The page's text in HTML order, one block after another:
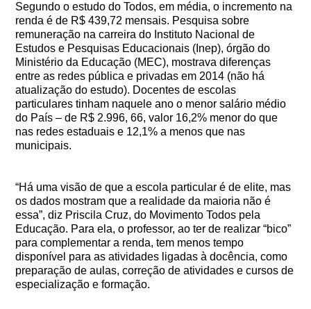
Segundo o estudo do Todos, em média, o incremento na
renda é de R$ 439,72 mensais. Pesquisa sobre
remuneração na carreira do Instituto Nacional de
Estudos e Pesquisas Educacionais (Inep), órgão do
Ministério da Educação (MEC), mostrava diferenças
entre as redes pública e privadas em 2014 (não há
atualização do estudo). Docentes de escolas
particulares tinham naquele ano o menor salário médio
do País – de R$ 2.996, 66, valor 16,2% menor do que
nas redes estaduais e 12,1% a menos que nas
municipais.
“Há uma visão de que a escola particular é de elite, mas
os dados mostram que a realidade da maioria não é
essa”, diz Priscila Cruz, do Movimento Todos pela
Educação. Para ela, o professor, ao ter de realizar “bico”
para complementar a renda, tem menos tempo
disponível para as atividades ligadas à docência, como
preparação de aulas, correção de atividades e cursos de
especialização e formação.